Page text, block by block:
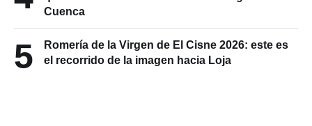
Cuenca
5
Romería de la Virgen de El Cisne 2026: este es
el recorrido de la imagen hacia Loja